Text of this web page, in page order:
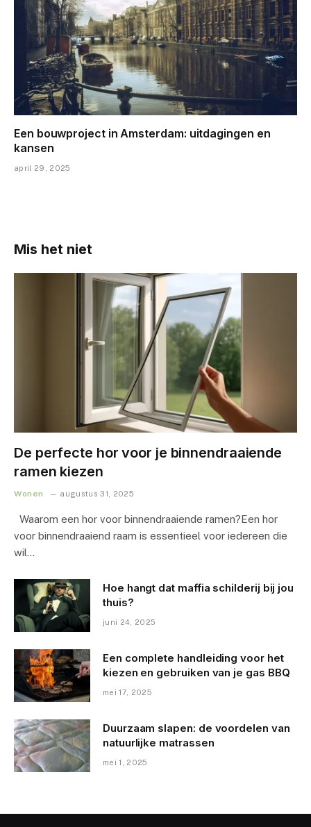
Een bouwproject in Amsterdam: uitdagingen en
kansen
april 29, 2025
Mis het niet
De perfecte hor voor je binnendraaiende
ramen kiezen
Wonen augustus 31, 2025
Waarom een hor voor binnendraaiende ramen?Een hor
voor binnendraaiend raam is essentieel voor iedereen die
wil…
Hoe hangt dat maffia schilderij bij jou
thuis?
juni 24, 2025
Een complete handleiding voor het
kiezen en gebruiken van je gas BBQ
mei 17, 2025
Duurzaam slapen: de voordelen van
natuurlijke matrassen
mei 1, 2025